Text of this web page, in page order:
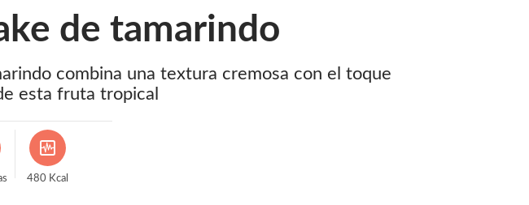
de tamarindo
combina una textura cremosa con el toque
esta fruta tropical
480 Kcal